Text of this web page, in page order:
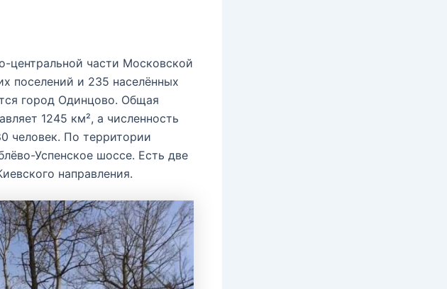
центральной части Московской
поселений и 235 населённых
город Одинцово. Общая
1245 км², а численность
человек. По территории
Успенское шоссе. Есть две
направления.